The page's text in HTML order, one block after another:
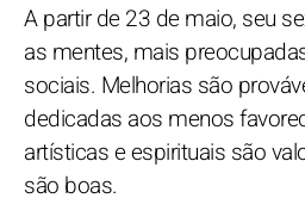
A partir de 23 de maio, seu
as mentes, mais
sociais. Melhorias são
dedicadas aos menos
artísticas e espirituais são
são boas.